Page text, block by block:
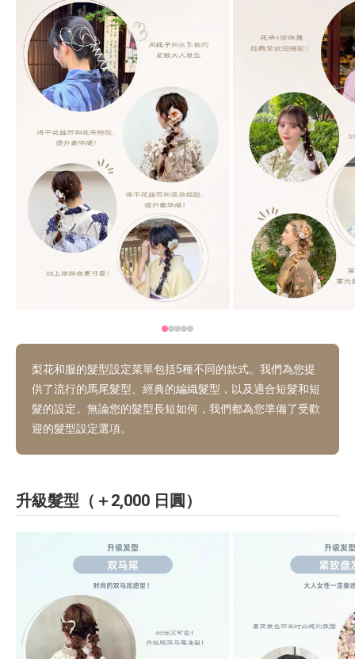
梨花和服的髮型設定菜單包括5種不同的款式。我們為您提
供了流行的馬尾髮型、經典的編織髮型，以及適合短髮和短
髮的設定。無論您的髮型長短如何，我們都為您準備了受歡
迎的髮型設定選項。
升級髮型（＋2,000 日圓）